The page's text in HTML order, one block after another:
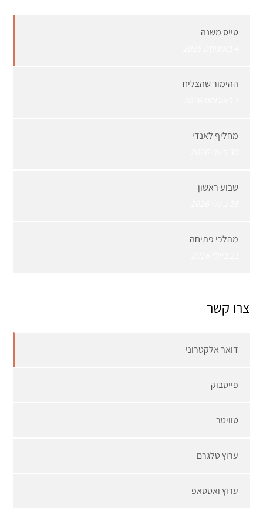
טייס משנה
ההימור שהצליח
מחליף לאנדי
שבוע ראשון
מהלכי פתיחה
צרו קשר
דואר אלקטרוני
פייסבוק
טוויטר
ערוץ טלגרם
ערוץ ואטסאפ